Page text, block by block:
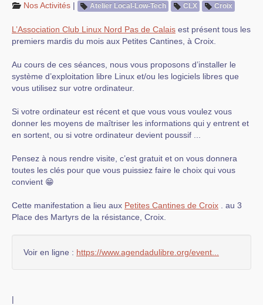
Nos Activités | Atelier Local-Low-Tech CLX Croix
L’Association Club Linux Nord Pas de Calais est présent tous les
premiers mardis du mois aux Petites Cantines, à Croix.
Au cours de ces séances, nous vous proposons d’installer le
système d’exploitation libre Linux et/ou les logiciels libres que
vous utilisez sur votre ordinateur.
Si votre ordinateur est récent et que vous vous voulez vous
donner les moyens de maîtriser les informations qui y entrent et
en sortent, ou si votre ordinateur devient poussif ...
Pensez à nous rendre visite, c’est gratuit et on vous donnera
toutes les clés pour que vous puissiez faire le choix qui vous
convient 😁
Cette manifestation a lieu aux Petites Cantines de Croix . au 3
Place des Martyrs de la résistance, Croix.
Voir en ligne : https://www.agendadulibre.org/event...
|